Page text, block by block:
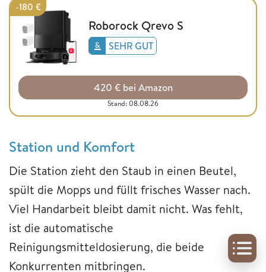
-180 €
Roborock Qrevo S
SEHR GUT
420 € bei Amazon
Stand: 08.08.26
Station und Komfort
Die Station zieht den Staub in einen Beutel,
spült die Mopps und füllt frisches Wasser nach.
Viel Handarbeit bleibt damit nicht. Was fehlt,
ist die automatische
Reinigungsmitteldosierung, die beide
Konkurrenten mitbringen.